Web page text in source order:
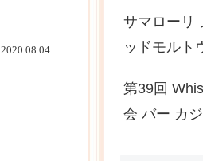
2020.08.04
サマローリ
ッドモルト
第39回
会 バー カ